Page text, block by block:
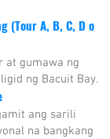
(Tour A, B, C, D o
at gumawa ng
ng Bacuit Bay.
ang sarili
na bangkang